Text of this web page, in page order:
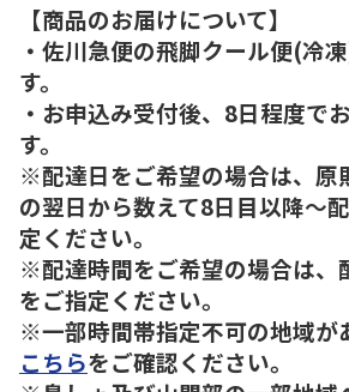
【商品のお届けについて】
・佐川急便の飛脚クール便(冷
す。
・お申込み受付後、8日程度で
す。
※配達日をご希望の場合は、原
の翌日から数えて8日目以降～
定ください。
※配達時間をご希望の場合は、
をご指定ください。
※一部時間帯指定不可の地域が
こちらをご確認ください。